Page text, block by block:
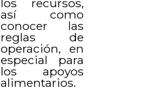
los recursos,
así como
conocer las
reglas de
operación, en
especial para
los apoyos
alimentarios.